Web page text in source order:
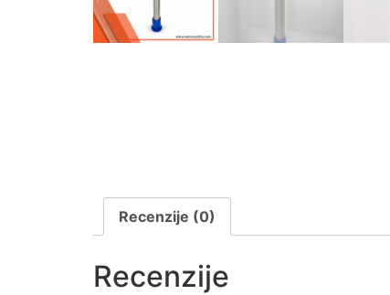
Recenzije (0)
Recenzije